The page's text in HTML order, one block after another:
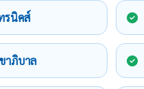
รนิคส์
าภิบาล